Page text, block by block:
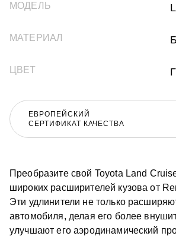
МОДЕЛЬ
МАТЕРИАЛ
ЦВЕТ
ЕВРОПЕЙСКИЙ
СЕРТИФИКАТ КАЧЕСТВА
Преобразите свой Toyota Land
широких расширителей кузова от
Эти удлинители не только
автомобиля, делая его более
улучшают его аэродинамический